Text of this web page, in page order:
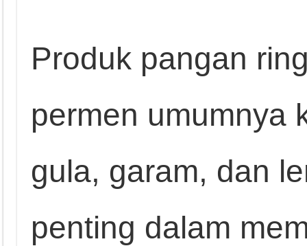
Produk pangan
permen umumnya
gula, garam, dan
penting dalam